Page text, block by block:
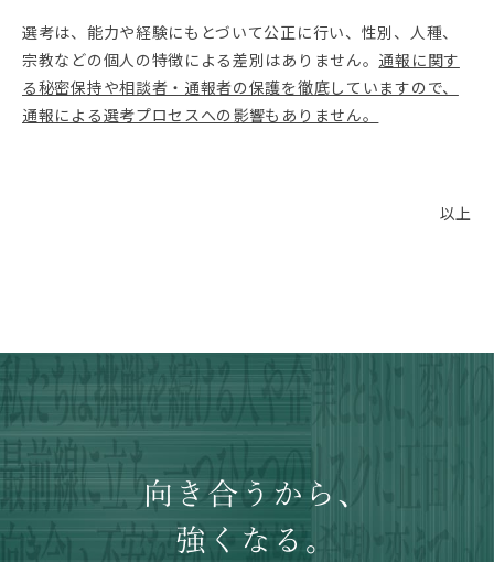
選考は、能力や経験にもとづいて公正に行い、性別、人種、
宗教などの個人の特徴による差別はありません。 通報に関す
る秘密保持や相談者・通報者の保護を徹底していますので、
通報による選考プロセスへの影響もありません。
以上